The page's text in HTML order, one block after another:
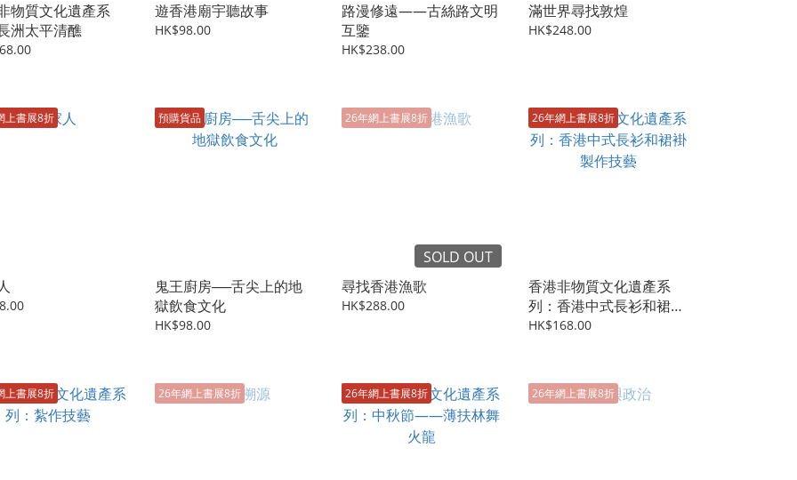
物質文化遺產系
洲太平清醮
遊香港廟宇聽故事
HK$98.00
路漫修遠——古絲路文明
互鑒
HK$238.00
滿世界尋找敦煌
HK$248.00
上書展8折 預購貨品
鬼王廚房──舌尖上的地
獄飲食文化
HK$98.00
26年網上書展8折
SOLD OUT
尋找香港漁歌
HK$288.00
26年網上書展8折
香港非物質文化遺產系
列：香港中式長衫和裙褂
製作技藝
HK$168.00
上書展8折 26年網上書展8折 26年網上書展8折 26年網上書展8折